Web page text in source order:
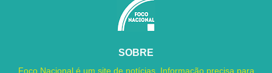
SOBRE
Foco Nacional é um site de notícias. Informação precisa para